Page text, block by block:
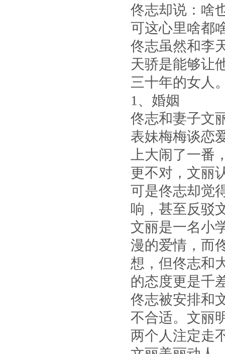
佟志却说：啥
可这心里啥都
佟志虽然和李
天骄是能够让
三十年的女人
1、婚姻
佟志和妻子文
表妹梅梅谈恋
上大闹了一
更不对，文丽
可是佟志却觉
响，甚至反驳
文丽是一名小
漫的爱情，而
想，但佟志和
的态度更是千
佟志被安排和
不合适。文丽
两个人注定走